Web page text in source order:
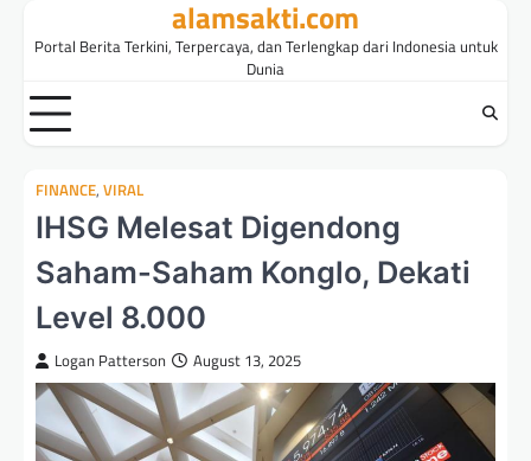
alamsakti.com
Portal Berita Terkini, Terpercaya, dan Terlengkap dari Indonesia untuk
Dunia
FINANCE, VIRAL
IHSG Melesat Digendong
Saham-Saham Konglo, Dekati
Level 8.000
Logan Patterson August 13, 2025